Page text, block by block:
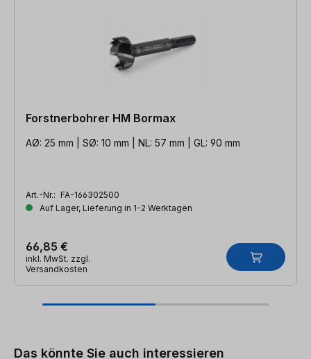
Forstnerbohrer HM Bormax
AØ: 25 mm | SØ: 10 mm | NL: 57 mm | GL: 90 mm
Art.-Nr.: FA-166302500
Auf Lager, Lieferung in 1-2 Werktagen
66,85 €
inkl. MwSt. zzgl.
Versandkosten
Das könnte Sie auch interessieren